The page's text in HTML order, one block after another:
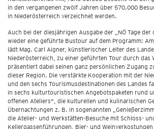
in den vergangenen zwölf Jahren über 570.000
in Niederösterreich verzeichnet werden.
Auch bei der diesjährigen Ausgabe der „NÖ Tage
wieder eine geführte Bustour auf dem Programm:
lädt Mag. Carl Aigner, künstlerischer Leiter des
Niederösterreich, zu einer geführten Tour durch das
präsentiert dabei seinen ganz persönlichen Zugang
dieser Region. Die verstärkte Kooperation mit der
und den sechs Tourismusdestinationen des Landes
in sechs kulturtouristischen Angebotspaketen rund
offenen Ateliers", die kulturellen und kulinarischen
Übernachtungen z. B. in sogenannten
die Atelier- und Werkstätten-Besuche mit Schloss-
Kellergassenführungen, Bier- und